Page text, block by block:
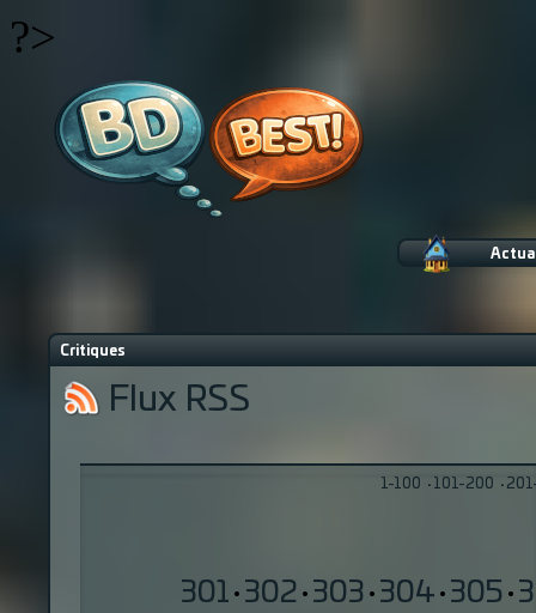
?>
Critiques
Flux RSS
1-100 · 101-200 ·
301 · 302 · 303 · 304 · 305 ·